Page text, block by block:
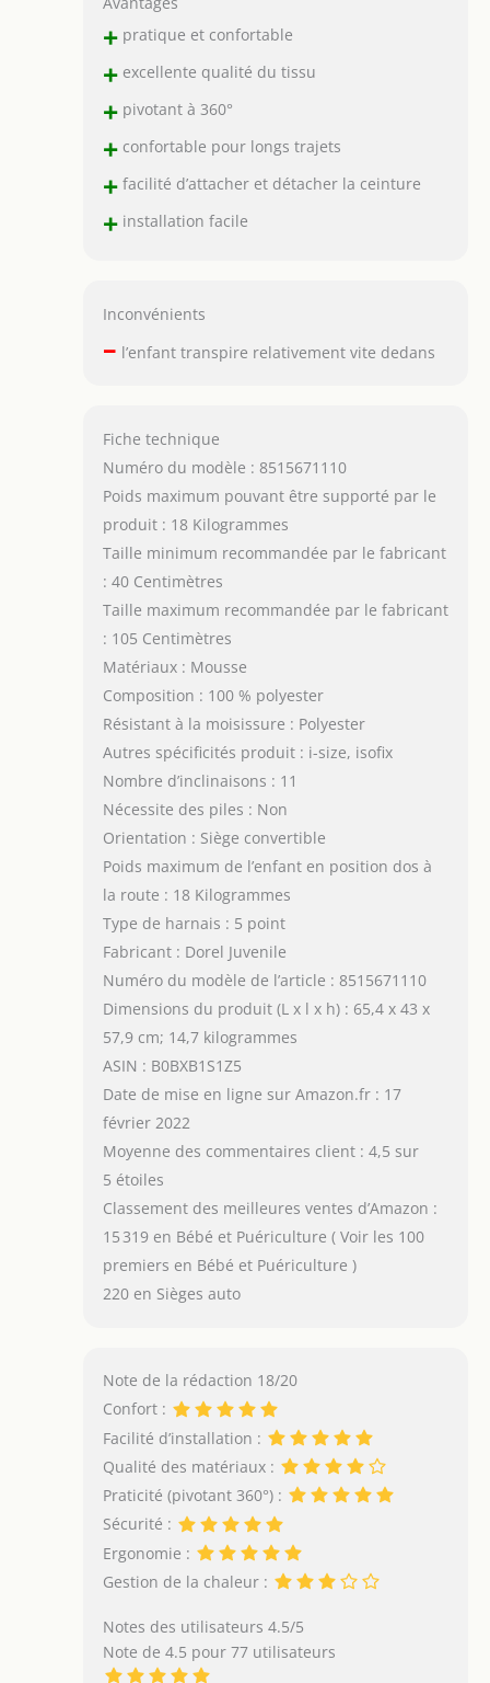
+pratique et confortable
+excellente qualité du tissu
+pivotant à 360°
+confortable pour longs trajets
+facilité d’attacher et détacher la ceinture
+installation facile
Inconvénients
– l’enfant transpire relativement vite dedans
Fiche technique
Numéro du modèle : 8515671110
Poids maximum pouvant être supporté par le
produit : 18 Kilogrammes
Taille minimum recommandée par le fabricant
: 40 Centimètres
Taille maximum recommandée par le fabricant
: 105 Centimètres
Matériaux : Mousse
Composition : 100 % polyester
Résistant à la moisissure : Polyester
Autres spécificités produit : i-size, isofix
Nombre d’inclinaisons : 11
Nécessite des piles : Non
Orientation : Siège convertible
Poids maximum de l’enfant en position dos à
la route : 18 Kilogrammes
Type de harnais : 5 point
Fabricant : Dorel Juvenile
Numéro du modèle de l’article : 8515671110
Dimensions du produit (L x l x h) : 65,4 x 43 x
57,9 cm; 14,7 kilogrammes
ASIN : B0BXB1S1Z5
Date de mise en ligne sur Amazon.fr : 17
février 2022
Moyenne des commentaires client : 4,5 sur
5 étoiles
Classement des meilleures ventes d’Amazon :
15 319 en Bébé et Puériculture ( Voir les 100
premiers en Bébé et Puériculture )
220 en Sièges auto
Note de la rédaction 18/20
Confort :
Facilité d’installation :
Qualité des matériaux :
Praticité (pivotant 360°) :
Sécurité :
Ergonomie :
Gestion de la chaleur :
Notes des utilisateurs 4.5/5
Note de 4.5 pour 77 utilisateurs